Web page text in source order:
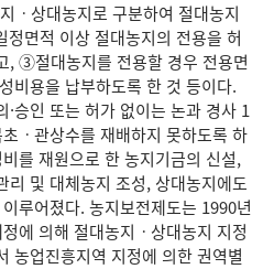
ㆍ상대농지로 구분하여 절대농지
면적 이상 절대농지의 전용을 허
, ③절대농지를 전용할 경우 전용면
비용을 납부하도록 한 것 등이다.
승인 또는 허가 없이는 논과 경사 1
ㆍ관상수를 재배하지 못하도록 하
를 재원으로 한 농지기금의 신설,
리 및 대체농지 조성, 상대농지에도
루어졌다. 농지보전제도는 1990년
에 의해 절대농지ㆍ상대농지 지정
농업진흥지역 지정에 의한 권역별